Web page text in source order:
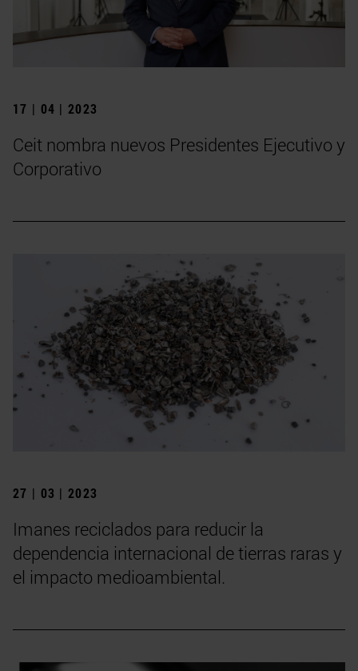
17 | 04 | 2023
Ceit nombra nuevos Presidentes Ejecutivo y
Corporativo
27 | 03 | 2023
Imanes reciclados para reducir la
dependencia internacional de tierras raras y
el impacto medioambiental.